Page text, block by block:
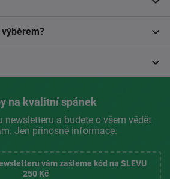
na kvalitní spánek
newsletteru a budete o všem vědět
Jen přínosné informace.
vám zašleme kód na SLEVU
250 Kč